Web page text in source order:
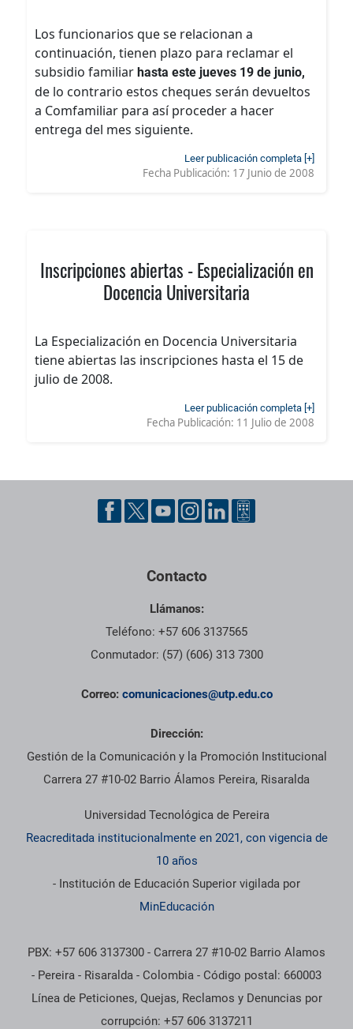
Los funcionarios que se relacionan a
continuación, tienen plazo para reclamar el
subsidio familiar hasta este jueves 19 de junio,
de lo contrario estos cheques serán devueltos
a Comfamiliar para así proceder a hacer
entrega del mes siguiente.
Leer publicación completa [+]
Fecha Publicación: 17 Junio de 2008
Inscripciones abiertas - Especialización en
Docencia Universitaria
La Especialización en Docencia Universitaria
tiene abiertas las inscripciones hasta el 15 de
julio de 2008.
Leer publicación completa [+]
Fecha Publicación: 11 Julio de 2008
Contacto
Llámanos:
Teléfono: +57 606 3137565
Conmutador: (57) (606) 313 7300
Correo: comunicaciones@utp.edu.co
Dirección:
Gestión de la Comunicación y la Promoción Institucional
Carrera 27 #10-02 Barrio Álamos Pereira, Risaralda
Universidad Tecnológica de Pereira
Reacreditada institucionalmente en 2021, con vigencia de
10 años
- Institución de Educación Superior vigilada por
MinEducación
PBX: +57 606 3137300 - Carrera 27 #10-02 Barrio Alamos
- Pereira - Risaralda - Colombia - Código postal: 660003
Línea de Peticiones, Quejas, Reclamos y Denuncias por
corrupción: +57 606 3137211